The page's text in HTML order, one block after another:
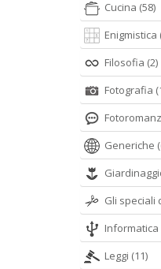
Digitale
4.90 €
Cucina (58)
Enigmistica
Filosofia (2)
Fotografia
Generiche
Gli speciali
Informatica
Leggi (11)